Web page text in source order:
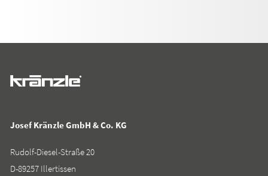
Josef Kränzle GmbH & Co. KG
Rudolf-Diesel-Straße 20
D-89257 Illertissen